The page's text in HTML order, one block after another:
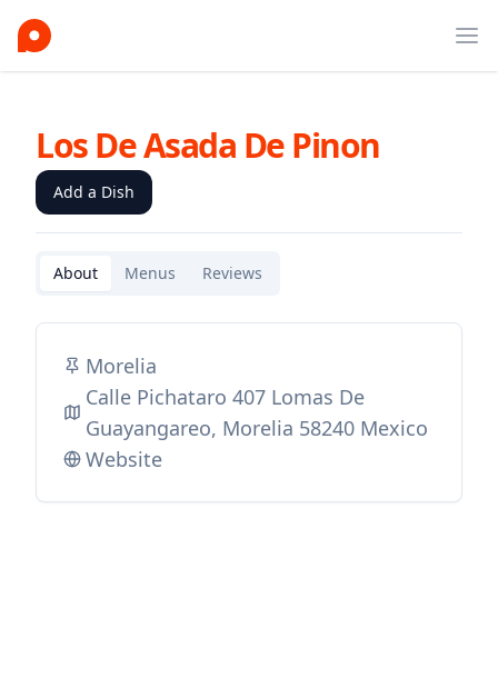
Los De Asada De Pinon
Add a Dish
About Menus Reviews
Morelia
Calle Pichataro 407 Lomas De
Guayangareo, Morelia 58240 Mexico
Website